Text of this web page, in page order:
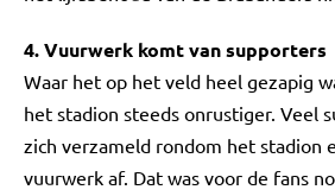
4. Vuurwerk komt van supporters
Waar het op het veld heel gezapig
het stadion steeds onrustiger. Veel
zich verzameld rondom het stadion
vuurwerk af. Dat was voor de fans